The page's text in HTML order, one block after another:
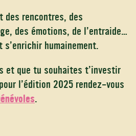
des rencontres, des
des émotions, de l’entraide…
s’enrichir humainement.
et que tu souhaites t’investir
l’édition 2025 rendez-vous
.